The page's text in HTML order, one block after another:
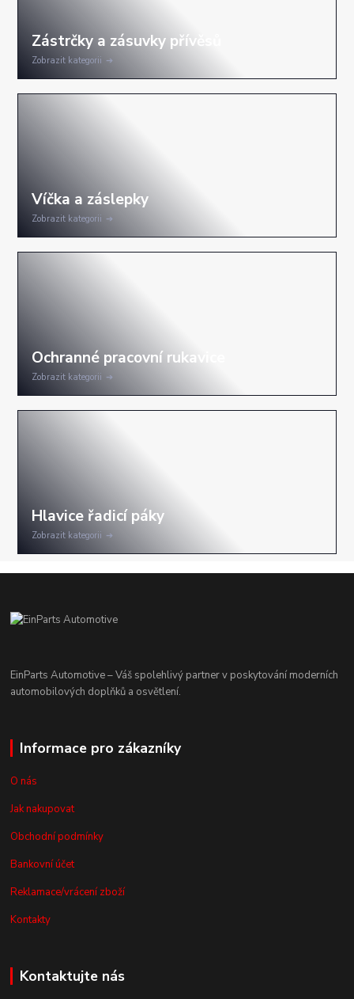
Zobrazit kategorii
Zobrazit kategorii
Zobrazit kategorii
Zobrazit kategorii
EinParts Automotive – Váš spolehlivý partner v poskytování moderních
automobilových doplňků a osvětlení.
Informace pro zákazníky
O nás
Jak nakupovat
Obchodní podmínky
Bankovní účet
Reklamace/vrácení zboží
Kontakty
Kontaktujte nás